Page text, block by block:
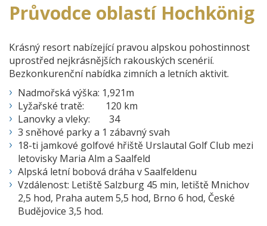
Průvodce oblastí Hochkönig
Krásný resort nabízející pravou alpskou pohostinnost
uprostřed nejkrásnějších rakouských scenérií.
Bezkonkurenční nabídka zimních a letních aktivit.
Nadmořská výška: 1,921m
Lyžařské tratě: 120 km
Lanovky a vleky: 34
3 sněhové parky a 1 zábavný svah
18-ti jamkové golfové hřiště Urslautal Golf Club mezi
letovisky Maria Alm a Saalfeld
Alpská letní bobová dráha v Saalfeldenu
Vzdálenost: Letiště Salzburg 45 min, letiště Mnichov
2,5 hod, Praha autem 5,5 hod, Brno 6 hod, České
Budějovice 3,5 hod.